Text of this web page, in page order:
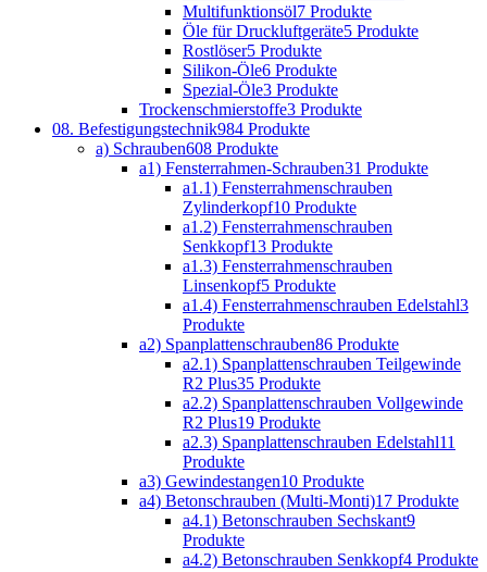
Multifunktionsöl7 Produkte
Öle für Druckluftgeräte5 Produkte
Rostlöser5 Produkte
Silikon-Öle6 Produkte
Spezial-Öle3 Produkte
Trockenschmierstoffe3 Produkte
08. Befestigungstechnik984 Produkte
a) Schrauben608 Produkte
a1) Fensterrahmen-Schrauben31 Produkte
a1.1) Fensterrahmenschrauben
Zylinderkopf10 Produkte
a1.2) Fensterrahmenschrauben
Senkkopf13 Produkte
a1.3) Fensterrahmenschrauben
Linsenkopf5 Produkte
a1.4) Fensterrahmenschrauben Edelstahl3
Produkte
a2) Spanplattenschrauben86 Produkte
a2.1) Spanplattenschrauben Teilgewinde
R2 Plus35 Produkte
a2.2) Spanplattenschrauben Vollgewinde
R2 Plus19 Produkte
a2.3) Spanplattenschrauben Edelstahl11
Produkte
a3) Gewindestangen10 Produkte
a4) Betonschrauben (Multi-Monti)17 Produkte
a4.1) Betonschrauben Sechskant9
Produkte
a4.2) Betonschrauben Senkkopf4 Produkte